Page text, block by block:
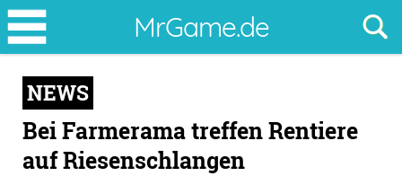
MrGame.de
Bei
Farmerama
treffen
Rentiere
auf
Riesenschlangen
NEWS
Bei Farmerama treffen Rentiere
auf Riesenschlangen